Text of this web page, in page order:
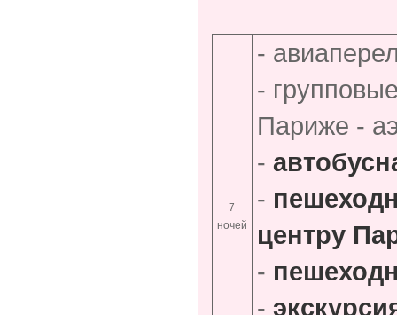
7
ночей
-
-
Париже -
-
-
центру
-
-